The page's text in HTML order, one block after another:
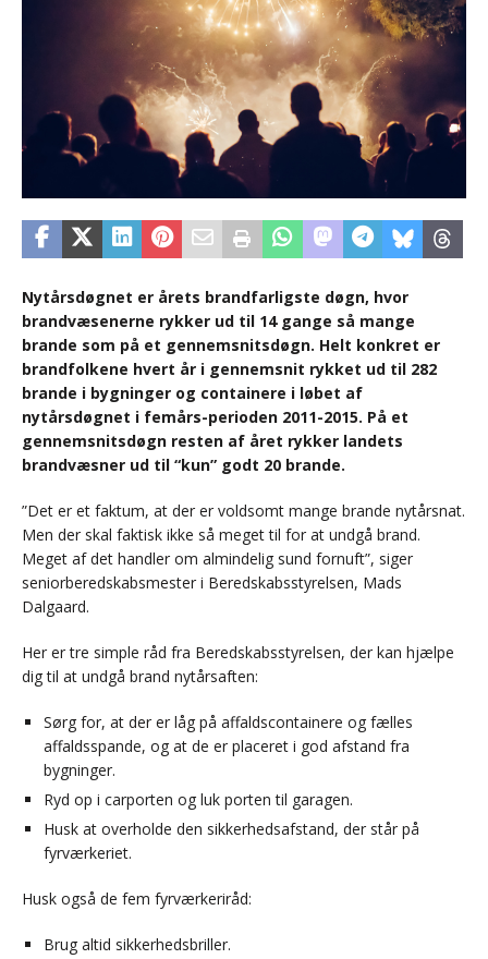
Nytårsdøgnet er årets brandfarligste døgn, hvor
brandvæsenerne rykker ud til 14 gange så mange
brande som på et gennemsnitsdøgn. Helt konkret er
brandfolkene hvert år i gennemsnit rykket ud til 282
brande i bygninger og containere i løbet af
nytårsdøgnet i femårs-perioden 2011-2015. På et
gennemsnitsdøgn resten af året rykker landets
brandvæsner ud til “kun” godt 20 brande.
”Det er et faktum, at der er voldsomt mange brande nytårsnat.
Men der skal faktisk ikke så meget til for at undgå brand.
Meget af det handler om almindelig sund fornuft”, siger
seniorberedskabsmester i Beredskabsstyrelsen, Mads
Dalgaard.
Her er tre simple råd fra Beredskabsstyrelsen, der kan hjælpe
dig til at undgå brand nytårsaften:
Sørg for, at der er låg på affaldscontainere og fælles
affaldsspande, og at de er placeret i god afstand fra
bygninger.
Ryd op i carporten og luk porten til garagen.
Husk at overholde den sikkerhedsafstand, der står på
fyrværkeriet.
Husk også de fem fyrværkeriråd:
Brug altid sikkerhedsbriller.